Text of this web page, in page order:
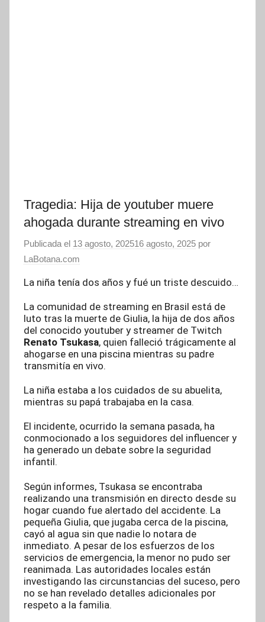
Tragedia: Hija de youtuber muere
ahogada durante streaming en vivo
Publicada el 13 agosto, 202516 agosto, 2025 por
LaBotana.com
La niña tenía dos años y fué un triste descuido…
La comunidad de streaming en Brasil está de
luto tras la muerte de Giulia, la hija de dos años
del conocido youtuber y streamer de Twitch
Renato Tsukasa, quien falleció trágicamente al
ahogarse en una piscina mientras su padre
transmitía en vivo.
La niña estaba a los cuidados de su abuelita,
mientras su papá trabajaba en la casa.
El incidente, ocurrido la semana pasada, ha
conmocionado a los seguidores del influencer y
ha generado un debate sobre la seguridad
infantil.
Según informes, Tsukasa se encontraba
realizando una transmisión en directo desde su
hogar cuando fue alertado del accidente. La
pequeña Giulia, que jugaba cerca de la piscina,
cayó al agua sin que nadie lo notara de
inmediato. A pesar de los esfuerzos de los
servicios de emergencia, la menor no pudo ser
reanimada. Las autoridades locales están
investigando las circunstancias del suceso, pero
no se han revelado detalles adicionales por
respeto a la familia.